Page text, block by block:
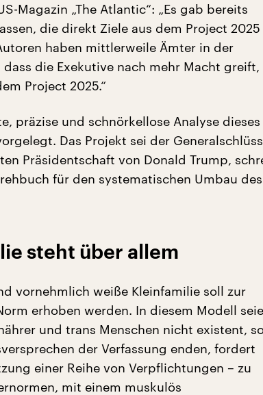
Magazin „The Atlantic“: „Es gab bereits
die direkt Ziele aus dem Project 2025
haben mittlerweile Ämter in der
die Exekutive nach mehr Macht greift,
Project 2025.“
präzise und schnörkellose Analyse dieses
Das Projekt sei der
Präsidentschaft von Donald Trump,
für den systematischen Umbau des
steht über allem
vornehmlich weiße Kleinfamilie soll zur
erhoben werden. In diesem Modell
und trans Menschen nicht existent,
der Verfassung enden, fordert
einer Reihe von Verpflichtungen – zu
mit einem muskulös